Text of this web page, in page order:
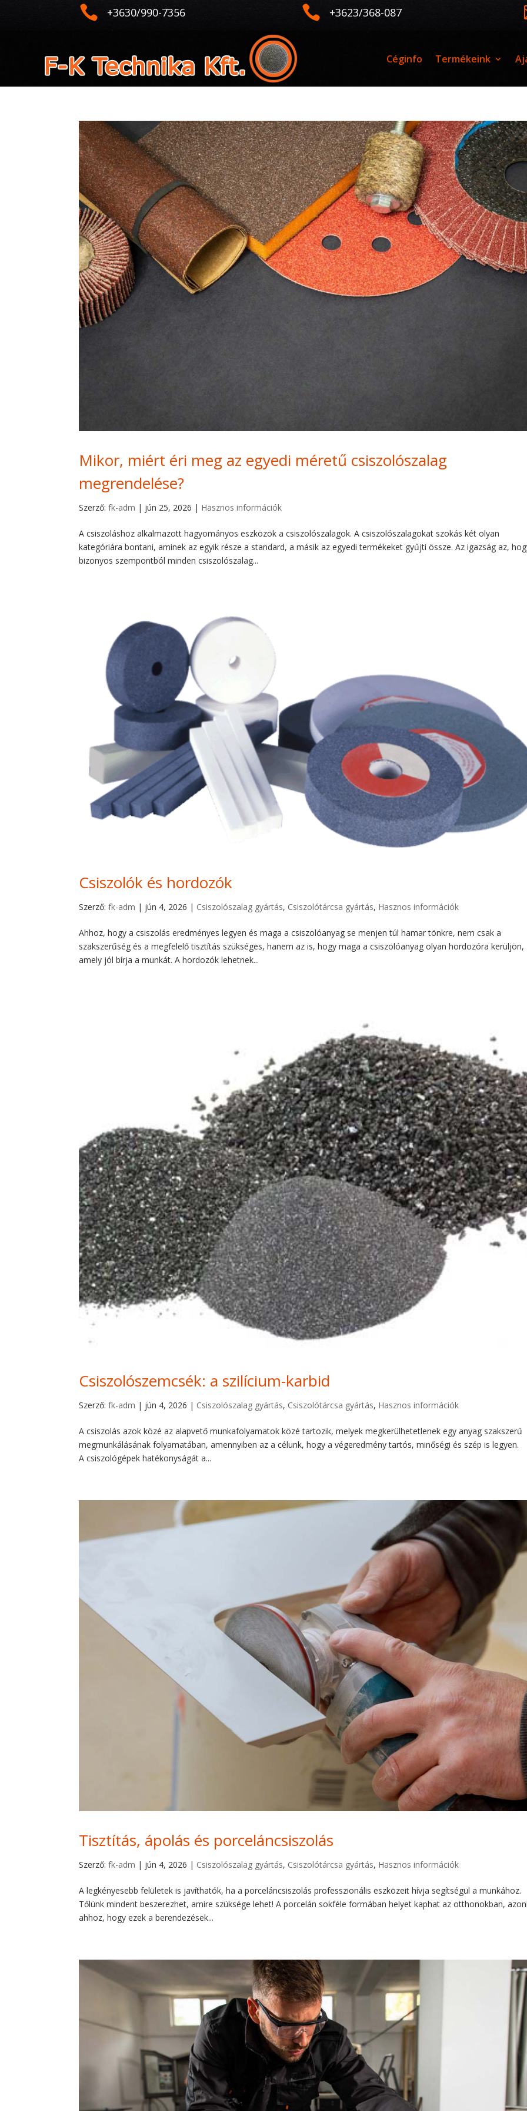
 +3630/990-7356  +3623/368-087
Céginfo Termékeink
Mikor, miért éri meg az egyedi méretű csiszolószalag
megrendelése?
Szerző:fk-adm | jún 25, 2026 | Hasznos információk
A csiszoláshoz alkalmazott hagyományos eszközök a csiszolószalagok. A csiszolószalagokat szokás két olyan
kategóriára bontani, aminek az egyik része a standard, a másik az egyedi termékeket gyűjti össze. Az igazság az,
bizonyos szempontból minden csiszolószalag...
Csiszolók és hordozók
Szerző:fk-adm | jún 4, 2026 | Csiszolószalag gyártás, Csiszolótárcsa gyártás, Hasznos információk
Ahhoz, hogy a csiszolás eredményes legyen és maga a csiszolóanyag se menjen túl hamar tönkre, nem csak a
szakszerűség és a megfelelő tisztítás szükséges, hanem az is, hogy maga a csiszolóanyag olyan hordozóra kerüljön,
amely jól bírja a munkát. A hordozók lehetnek...
Csiszolószemcsék: a szilícium-karbid
Szerző:fk-adm | jún 4, 2026 | Csiszolószalag gyártás, Csiszolótárcsa gyártás, Hasznos információk
A csiszolás azok közé az alapvető munkafolyamatok közé tartozik, melyek megkerülhetetlenek egy anyag szakszerű
megmunkálásának folyamatában, amennyiben az a célunk, hogy a végeredmény tartós, minőségi és szép is legyen.
A csiszológépek hatékonyságát a...
Tisztítás, ápolás és porceláncsiszolás
Szerző:fk-adm | jún 4, 2026 | Csiszolószalag gyártás, Csiszolótárcsa gyártás, Hasznos információk
A legkényesebb felületek is javíthatók, ha a porceláncsiszolás professzionális eszközeit hívja segítségül a munkához.
Tőlünk mindent beszerezhet, amire szüksége lehet! A porcelán sokféle formában helyet kaphat az otthonokban,
ahhoz, hogy ezek a berendezések...